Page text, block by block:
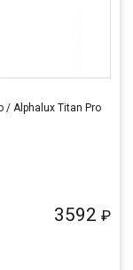
/ Alphalux Titan Pro
3592 ₽